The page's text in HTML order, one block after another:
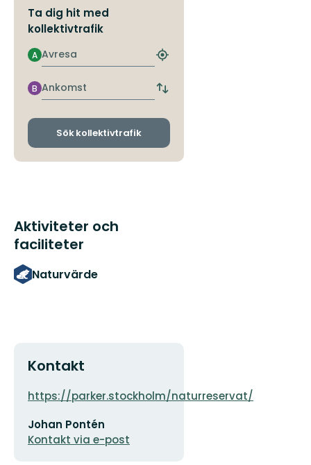
Ta dig hit med
kollektivtrafik
Avresa
A
Hitta
hållplats
Ankomst
B
Byt
och
Sök kollektivtrafik
Aktiviteter och
faciliteter
Naturvärde
Kontakt
Adress
https://parker.stockholm/naturreservat/
postadress
Johan Pontén
Kontakt via e-post